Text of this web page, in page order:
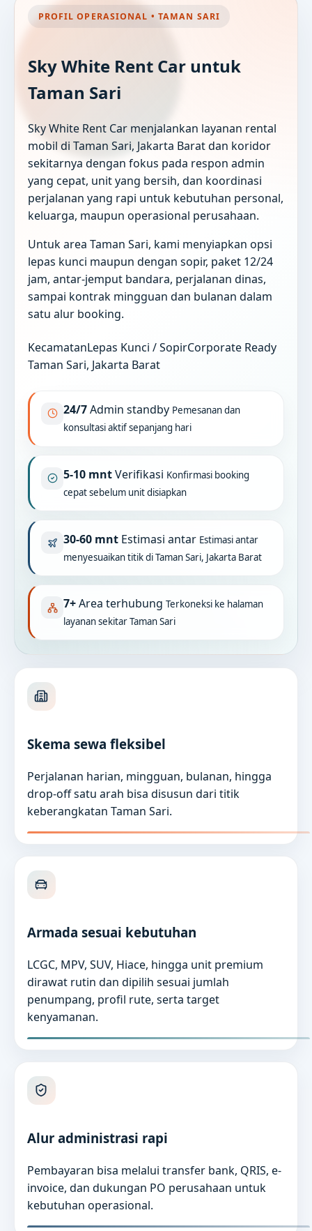
PROFIL OPERASIONAL • TAMAN SARI
Sky White Rent Car untuk
Taman Sari
Sky White Rent Car menjalankan layanan rental
mobil di Taman Sari, Jakarta Barat dan koridor
sekitarnya dengan fokus pada respon admin
yang cepat, unit yang bersih, dan koordinasi
perjalanan yang rapi untuk kebutuhan personal,
keluarga, maupun operasional perusahaan.
Untuk area Taman Sari, kami menyiapkan opsi
lepas kunci maupun dengan sopir, paket 12/24
jam, antar-jemput bandara, perjalanan dinas,
sampai kontrak mingguan dan bulanan dalam
satu alur booking.
KecamatanLepas Kunci / SopirCorporate Ready
Taman Sari, Jakarta Barat
24/7Admin standby Pemesanan dan
konsultasi aktif sepanjang hari
5-10 mntVerifikasi Konfirmasi booking
cepat sebelum unit disiapkan
30-60 mnt Estimasi antar Estimasi antar
menyesuaikan titik di Taman Sari, Jakarta Barat
7+Area terhubung Terkoneksi ke halaman
layanan sekitar Taman Sari
Skema sewa fleksibel
Perjalanan harian, mingguan, bulanan, hingga
drop-off satu arah bisa disusun dari titik
keberangkatan Taman Sari.
Armada sesuai kebutuhan
LCGC, MPV, SUV, Hiace, hingga unit premium
dirawat rutin dan dipilih sesuai jumlah
penumpang, profil rute, serta target
kenyamanan.
Alur administrasi rapi
Pembayaran bisa melalui transfer bank, QRIS, e-
invoice, dan dukungan PO perusahaan untuk
kebutuhan operasional.